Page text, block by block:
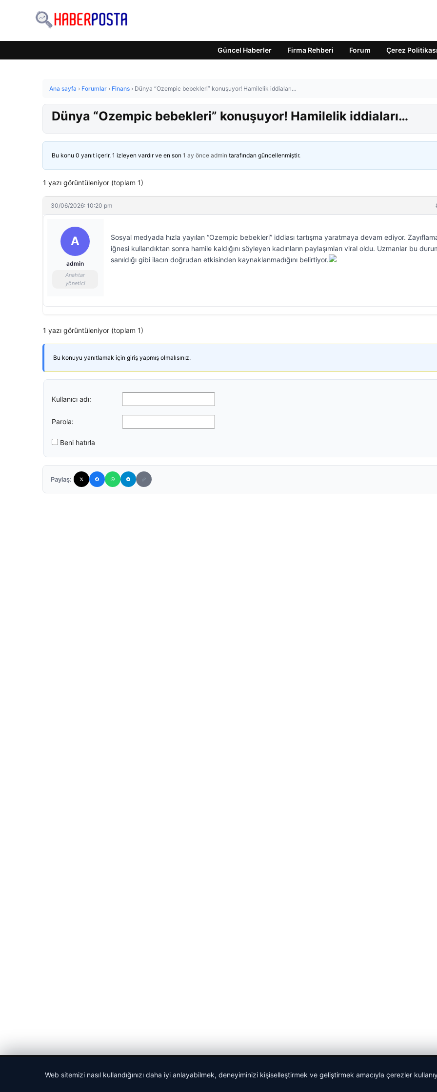
Güncel Haberler Firma Rehberi Forum Çerez Politikası
Ana sayfa › Forumlar › Finans › Dünya “Ozempic bebekleri” konuşuyor! Hamilelik iddiaları…
Dünya “Ozempic bebekleri” konuşuyor! Hamilelik iddiaları…
Bu konu 0 yanıt içerir, 1 izleyen vardır ve en son 1 ay önce admin tarafından güncellenmiştir.
1 yazı görüntüleniyor (toplam 1)
30/06/2026: 10:20 pm
A
admin
Anahtar
yönetici
Sosyal medyada hızla yayılan “Ozempic bebekleri” iddiası tartışma yaratmaya devam ediyor.
iğnesi kullandıktan sonra hamile kaldığını söyleyen kadınların paylaşımları viral oldu. Uzmanlar bu
sanıldığı gibi ilacın doğrudan etkisinden kaynaklanmadığını belirtiyor.
1 yazı görüntüleniyor (toplam 1)
Bu konuyu yanıtlamak için giriş yapmış olmalısınız.
Kullanıcı adı:
Parola:
Beni hatırla
Paylaş:
Web sitemizi nasıl kullandığınızı daha iyi anlayabilmek, deneyiminizi kişiselleştirmek ve geliştirmek amacıyla çerezler